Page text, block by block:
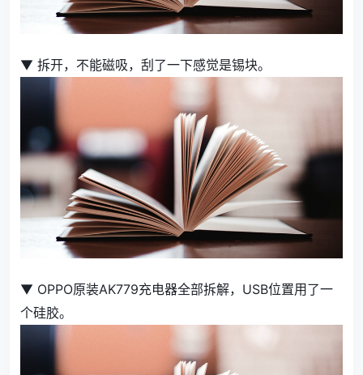
▼ 拆开，不能磁吸，刮了一下感觉是锡块。
▼ OPPO原装AK779充电器全部拆解，USB位置用了一
个硅胶。